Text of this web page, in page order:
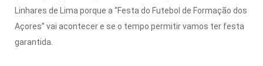
Linhares de Lima porque a “Festa do Futebol de Formação dos
Açores” vai acontecer e se o tempo permitir vamos ter festa
garantida.